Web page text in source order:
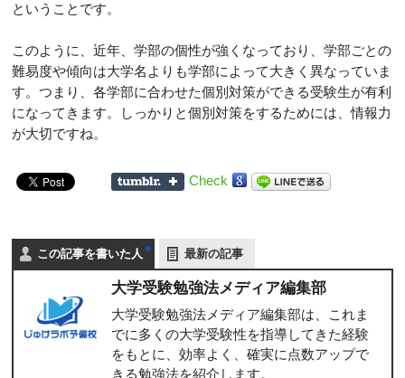
ということです。
このように、近年、学部の個性が強くなっており、学部ごとの
難易度や傾向は大学名よりも学部によって大きく異なっていま
す。つまり、各学部に合わせた個別対策ができる受験生が有利
になってきます。しっかりと個別対策をするためには、情報力
が大切ですね。
Check
この記事を書いた人 最新の記事
大学受験勉強法メディア編集部
大学受験勉強法メディア編集部は、これま
でに多くの大学受験性を指導してきた経験
をもとに、効率よく、確実に点数アップで
きる勉強法を紹介します。